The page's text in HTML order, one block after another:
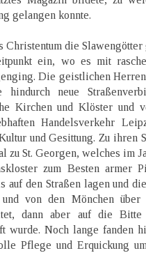
gelangen konnte.
Christentum die
ein, wo es mit
Die geistlichen
hindurch neue
Kirchen und Klöster und
Handelsverkehr
und Gesittung. Zu ihren
zu St. Georgen, welches im
zum Besten armer
auf den Straßen lagen und
und von den Mönchen über
dann aber auf die
wurde. Noch lange fanden
Pflege und Erquickung